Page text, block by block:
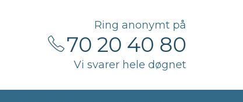
Ring anonymt på
70 20 40 80
Vi svarer hele døgnet